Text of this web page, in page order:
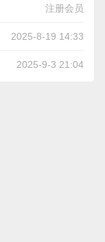
注册会员
2025-8-19 14:33
2025-9-3 21:04